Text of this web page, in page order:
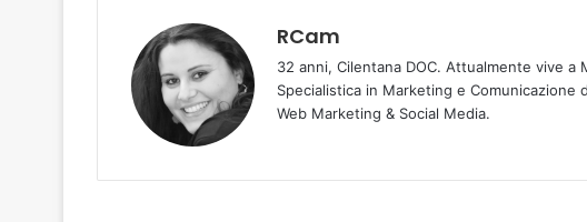
RCam
32 anni, Cilentana DOC. Attualmente vive a
Specialistica in Marketing e Comunicazione
Web Marketing & Social Media.